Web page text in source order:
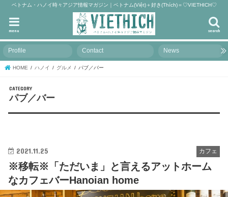
ベトナム・ハノイ時々アジア情報マガジン｜ベトナム(Việt)＋好き(Thích)＝♡VIETHICH♡
search
menu
Profile Contact News
HOME ハノイ グルメ パブ／バー
パブ／バー
2021.11.25 カフェ
※移転※「ただいま」と言えるアットホーム
なカフェバーHanoian home